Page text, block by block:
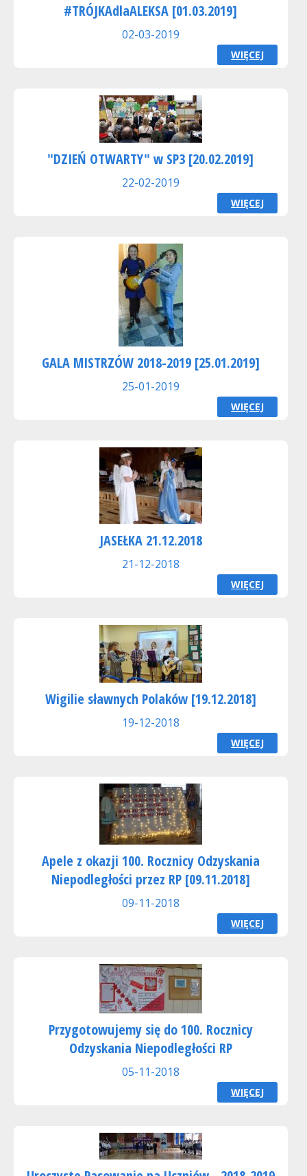
#TRÓJKAdlaALEKSA [01.03.2019]
02-03-2019
WIĘCEJ
"DZIEŃ OTWARTY" w SP3 [20.02.2019]
22-02-2019
WIĘCEJ
GALA MISTRZÓW 2018-2019 [25.01.2019]
25-01-2019
WIĘCEJ
JASEŁKA 21.12.2018
21-12-2018
WIĘCEJ
Wigilie sławnych Polaków [19.12.2018]
19-12-2018
WIĘCEJ
Apele z okazji 100. Rocznicy Odzyskania
Niepodległości przez RP [09.11.2018]
09-11-2018
WIĘCEJ
Przygotowujemy się do 100. Rocznicy
Odzyskania Niepodległości RP
05-11-2018
WIĘCEJ